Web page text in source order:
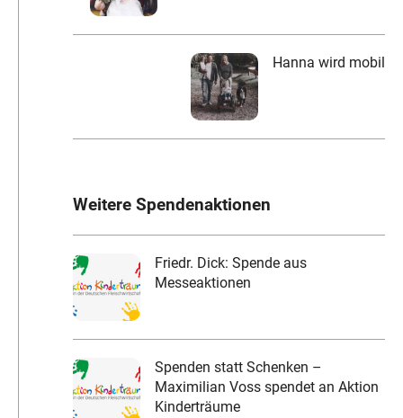
Hanna wird mobil
Weitere Spendenaktionen
Friedr. Dick: Spende aus
Messeaktionen
Spenden statt Schenken –
Maximilian Voss spendet an Aktion
Kinderträume